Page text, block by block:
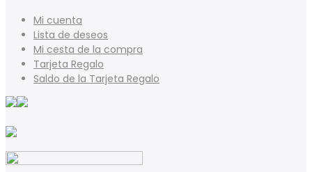
Mi cuenta
Lista de deseos
Mi cesta de la compra
Tarjeta Regalo
Saldo de la Tarjeta Regalo